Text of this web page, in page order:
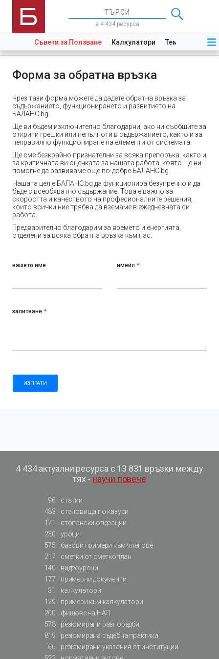
в 4 434 ресурса
Съвети за Ползване Калкулатори Теми Закони
Форма за обратна връзка
Чрез тази форма можете да дадете обратна връзка за
съдържанието, функционирането и развитието на
БАЛАНС.bg.
Ще ви бъдем изключително благодарни, ако ни съобщите за
открити грешки или непълноти в съдържанието, както и за
неправилно функциониране на елементи от системата.
Ще сме безкрайно признателни за всяка препоръка, както и
за критичната ви оценката за нашата работа, която ще ни
помогне да развиваме още по-добре БАЛАНС.bg.
Нашата цел е БАЛАНС.bg да функционира безупречно и да
бъде с всеобхватно съдържание. Това е важно за
скоростта и качеството на професионалните решения,
които всички ние трябва да вземаме в ежедневната си
работа.
Предварително благодарим за времето и енергията,
отделени за всяка обратна връзка към нас.
вашето име имейл *
запитване *
ИЗПРАТИ
4 434 актуални ресурса с 13 831 връзки между
тях - научи повече
96
статии
483
становища по казуси
171
стопански операции
230
уроци
575
базови примери към членове
217
сметки от сметкоплан
140
видеоуроци
177
примерни документи
31
калкулатори
129
примери към калкулатори
200
фишове на НАП
578
резюмирани разпоредби
819
резюмирана съдебна практика
66
резюмирани указания от институции